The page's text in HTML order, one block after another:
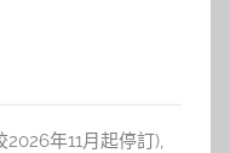
年11月起停訂),